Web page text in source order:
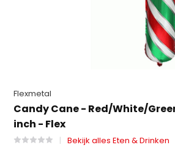
Flexmetal
Candy Cane - Red/White/
inch - Flex
Bekijk alles Eten & Drinken